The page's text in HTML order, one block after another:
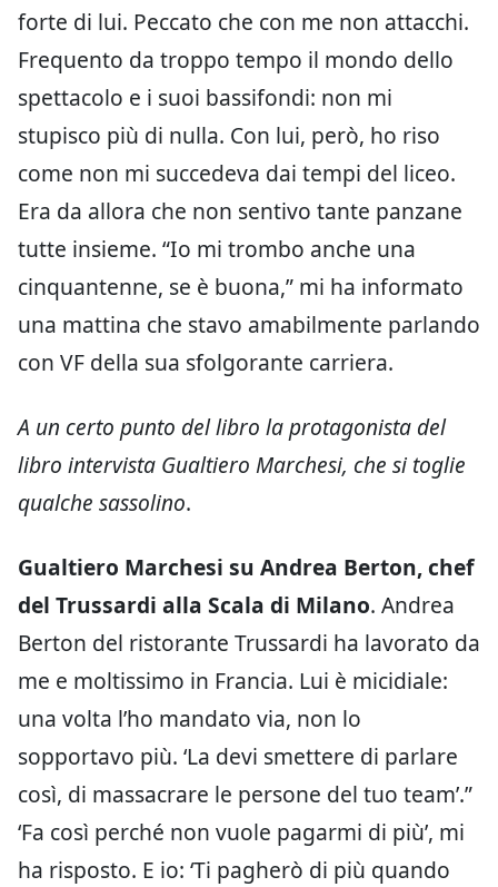
forte di lui. Peccato che con me non attacchi.
Frequento da troppo tempo il mondo dello
spettacolo e i suoi bassifondi: non mi
stupisco più di nulla. Con lui, però, ho riso
come non mi succedeva dai tempi del liceo.
Era da allora che non sentivo tante panzane
tutte insieme. “Io mi trombo anche una
cinquantenne, se è buona,” mi ha informato
una mattina che stavo amabilmente parlando
con VF della sua sfolgorante carriera.
A un certo punto del libro la protagonista del
libro intervista Gualtiero Marchesi, che si toglie
qualche sassolino.
Gualtiero Marchesi su Andrea Berton, chef
del Trussardi alla Scala di Milano. Andrea
Berton del ristorante Trussardi ha lavorato da
me e moltissimo in Francia. Lui è micidiale:
una volta l’ho mandato via, non lo
sopportavo più. ‘La devi smettere di parlare
così, di massacrare le persone del tuo team’.”
‘Fa così perché non vuole pagarmi di più’, mi
ha risposto. E io: ‘Ti pagherò di più quando